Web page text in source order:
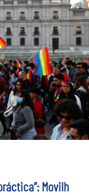
Movilh